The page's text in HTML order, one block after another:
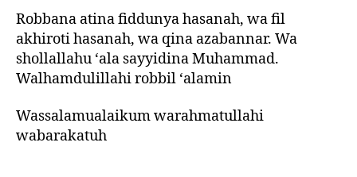
Robbana atina fiddunya hasanah, wa fil
akhiroti hasanah, wa qina azabannar. Wa
shollallahu ‘ala sayyidina Muhammad.
Walhamdulillahi robbil ‘alamin
Wassalamualaikum warahmatullahi
wabarakatuh